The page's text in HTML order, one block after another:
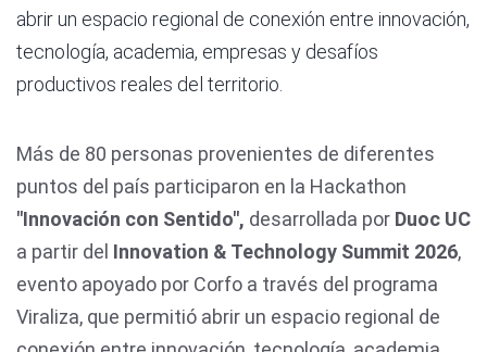
abrir un espacio regional de conexión entre innovación,
tecnología, academia, empresas y desafíos
productivos reales del territorio.
Más de 80 personas provenientes de diferentes
puntos del país participaron en la Hackathon
"Innovación con Sentido", desarrollada por Duoc UC
a partir del Innovation & Technology Summit 2026,
evento apoyado por Corfo a través del programa
Viraliza, que permitió abrir un espacio regional de